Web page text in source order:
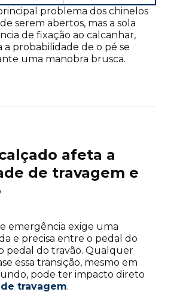
problema dos chinelos
serem abertos, mas a sola
de fixação ao calcanhar,
probabilidade de o pé se
uma manobra brusca.
afeta a
de travagem e
emergência exige uma
e precisa entre o pedal do
pedal do travão. Qualquer
essa transição, mesmo em
pode ter impacto direto
travagem.